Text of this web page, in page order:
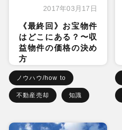
2017年03月17日
《最終回》お宝物件
はどこにある？〜収
益物件の価格の決め
方
ノウハウ/how to
不動産売却 知識